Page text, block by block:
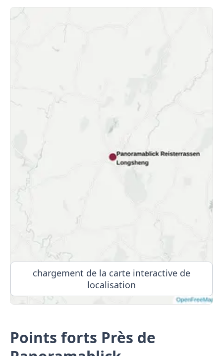
chargement de la carte interactive de
localisation
Points forts Près de